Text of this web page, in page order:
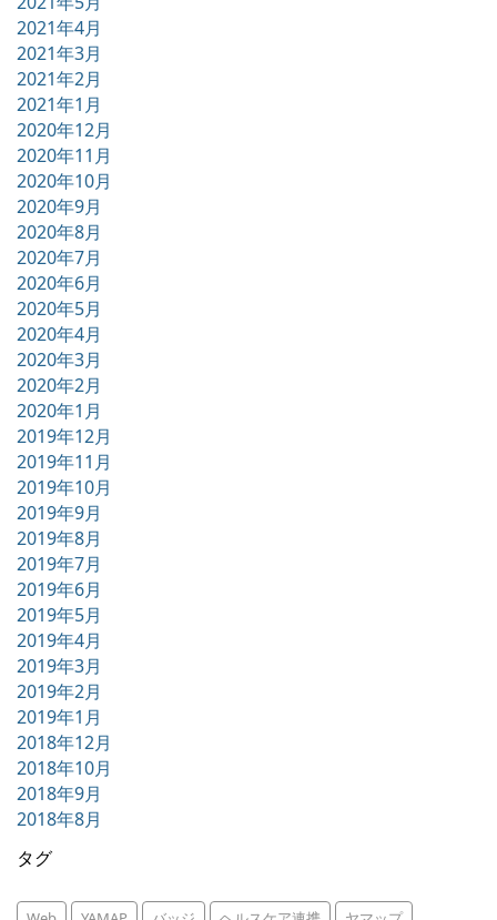
2021年4月
2021年3月
2021年2月
2021年1月
2020年12月
2020年11月
2020年10月
2020年9月
2020年8月
2020年7月
2020年6月
2020年5月
2020年4月
2020年3月
2020年2月
2020年1月
2019年12月
2019年11月
2019年10月
2019年9月
2019年8月
2019年7月
2019年6月
2019年5月
2019年4月
2019年3月
2019年2月
2019年1月
2018年12月
2018年10月
2018年9月
2018年8月
タグ